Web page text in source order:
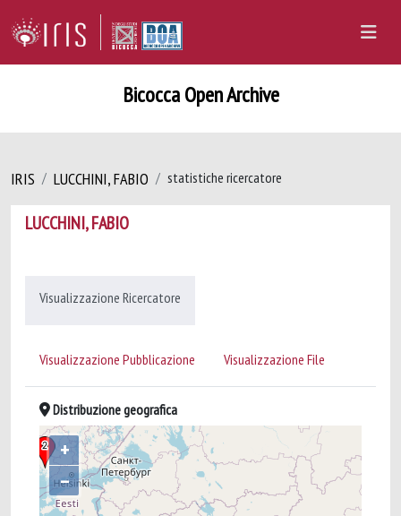
Bicocca Open Archive
IRIS LUCCHINI, FABIO statistiche ricercatore
LUCCHINI, FABIO
Visualizzazione Ricercatore
Visualizzazione Pubblicazione Visualizzazione File
Distribuzione geografica
+
–